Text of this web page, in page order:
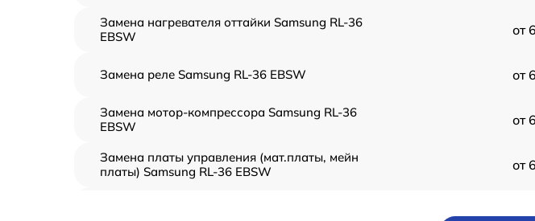
Замена нагревателя оттайки Samsung RL-36
EBSW
от
Замена реле Samsung RL-36 EBSW от
Замена мотор-компрессора Samsung RL-36
EBSW
от
Замена платы управления (мат.платы, мейн
платы) Samsung RL-36 EBSW
от